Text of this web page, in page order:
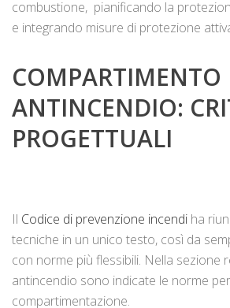
combustione, pianificando la
e integrando misure di protezione
COMPARTIMENTO
ANTINCENDIO:
PROGETTUALI
Il Codice di prevenzione incendi ha
tecniche in un unico testo, così da
con norme più flessibili. Nella sezione
antincendio sono indicate le norme
compartimentazione.